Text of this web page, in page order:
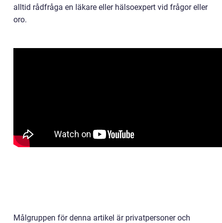
alltid rådfråga en läkare eller hälsoexpert vid frågor eller
oro.
Målgruppen för denna artikel är privatpersoner och